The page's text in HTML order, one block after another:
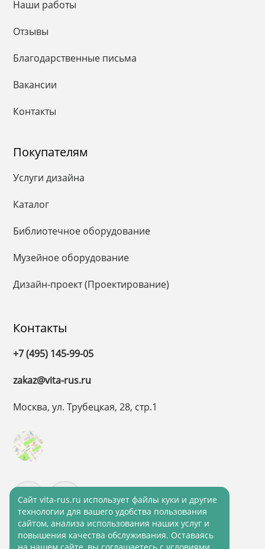
Наши работы
Отзывы
Благодарственные письма
Вакансии
Контакты
Покупателям
Услуги дизайна
Каталог
Библиотечное оборудование
Музейное оборудование
Дизайн-проект (Проектирование)
Контакты
+7 (495) 145-99-05
zakaz@vita-rus.ru
Москва, ул. Трубецкая, 28, стр.1
Cайт vita-rus.ru использует файлы куки и другие
технологии для вашего удобства пользования
сайтом, анализа использования наших услуг и
повышения качества обслуживания. Оставаясь
на нашем сайте, вы соглашаетесь с условиями